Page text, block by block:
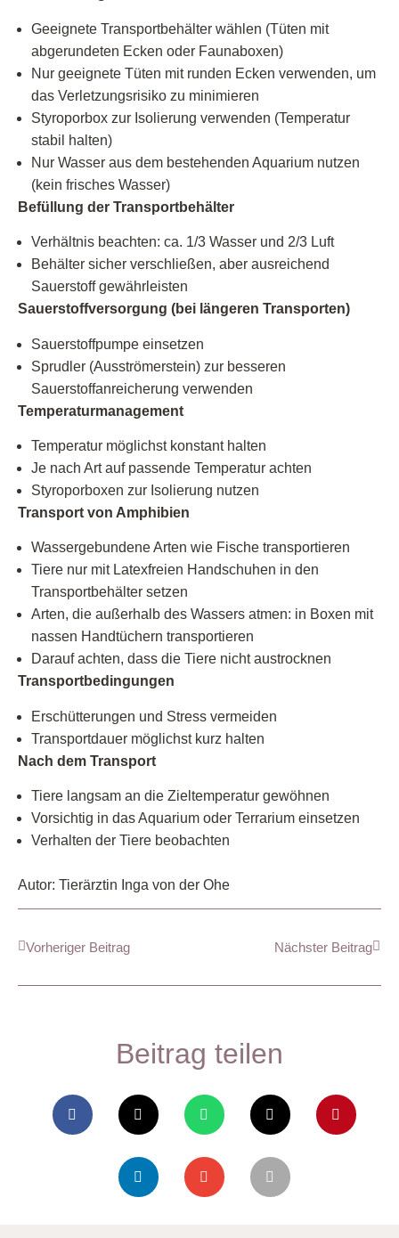
Geeignete Transportbehälter wählen (Tüten mit
abgerundeten Ecken oder Faunaboxen)
Nur geeignete Tüten mit runden Ecken verwenden, um
das Verletzungsrisiko zu minimieren
Styroporbox zur Isolierung verwenden (Temperatur
stabil halten)
Nur Wasser aus dem bestehenden Aquarium nutzen
(kein frisches Wasser)
Befüllung der Transportbehälter
Verhältnis beachten: ca. 1/3 Wasser und 2/3 Luft
Behälter sicher verschließen, aber ausreichend
Sauerstoff gewährleisten
Sauerstoffversorgung (bei längeren Transporten)
Sauerstoffpumpe einsetzen
Sprudler (Ausströmerstein) zur besseren
Sauerstoffanreicherung verwenden
Temperaturmanagement
Temperatur möglichst konstant halten
Je nach Art auf passende Temperatur achten
Styroporboxen zur Isolierung nutzen
Transport von Amphibien
Wassergebundene Arten wie Fische transportieren
Tiere nur mit Latexfreien Handschuhen in den
Transportbehälter setzen
Arten, die außerhalb des Wassers atmen: in Boxen mit
nassen Handtüchern transportieren
Darauf achten, dass die Tiere nicht austrocknen
Transportbedingungen
Erschütterungen und Stress vermeiden
Transportdauer möglichst kurz halten
Nach dem Transport
Tiere langsam an die Zieltemperatur gewöhnen
Vorsichtig in das Aquarium oder Terrarium einsetzen
Verhalten der Tiere beobachten
Autor: Tierärztin Inga von der Ohe
Vorheriger Beitrag Nächster Beitrag
Beitrag teilen